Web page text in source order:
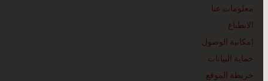
معلومات عنا
الانطباع
إمكانية الوصول
حماية البيانات
خريطة الموقع